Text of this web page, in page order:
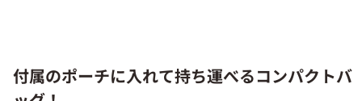
付属のポーチに入れて持ち運べるコンパクトバ